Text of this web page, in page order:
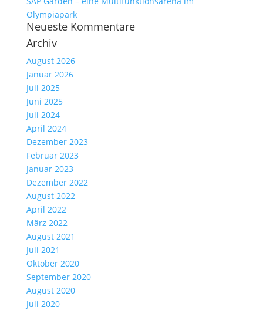
Olympiapark
Neueste Kommentare
Archiv
August 2026
Januar 2026
Juli 2025
Juni 2025
Juli 2024
April 2024
Dezember 2023
Februar 2023
Januar 2023
Dezember 2022
August 2022
April 2022
März 2022
August 2021
Juli 2021
Oktober 2020
September 2020
August 2020
Juli 2020